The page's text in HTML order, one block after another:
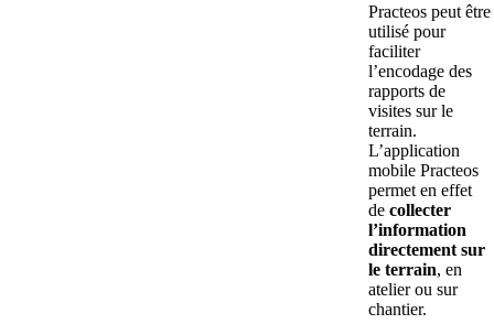
Practeos peut être
utilisé pour
faciliter
l’encodage des
rapports de
visites sur le
terrain.
L’application
mobile Practeos
permet en effet
de collecter
l’information
directement sur
le terrain, en
atelier ou sur
chantier.